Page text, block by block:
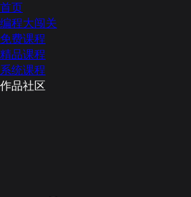
首页
编程大闯关
免费课程
精品课程
系统课程
作品社区